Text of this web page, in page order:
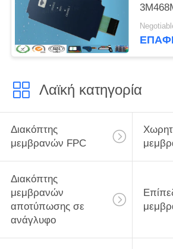
WIFI
Λαϊκή κατηγορία
Διακόπτης
μεμβρανών FPC
Διακόπτης
μεμβρανών
αποτύπωσης σε
ανάγλυφο